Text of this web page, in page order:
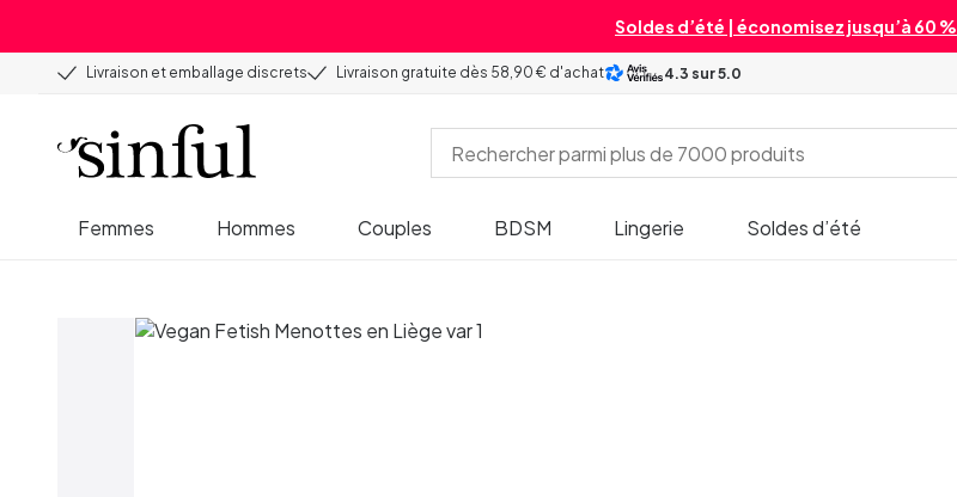
Soldes d’été | économisez jusqu’à 60 %
Livraison et emballage discrets Livraison gratuite dès 58,90 € d'achat 4.3 sur 5.0
Femmes Hommes Couples BDSM Lingerie Soldes d’été